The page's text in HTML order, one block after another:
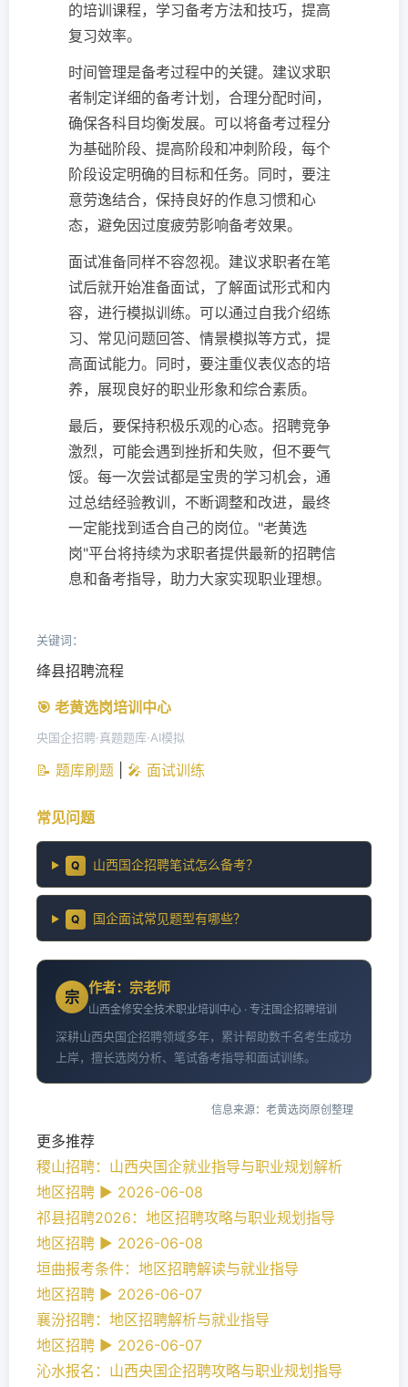
的培训课程，学习备考方法和技巧，提高
复习效率。
时间管理是备考过程中的关键。建议求职
者制定详细的备考计划，合理分配时间，
确保各科目均衡发展。可以将备考过程分
为基础阶段、提高阶段和冲刺阶段，每个
阶段设定明确的目标和任务。同时，要注
意劳逸结合，保持良好的作息习惯和心
态，避免因过度疲劳影响备考效果。
面试准备同样不容忽视。建议求职者在笔
试后就开始准备面试，了解面试形式和内
容，进行模拟训练。可以通过自我介绍练
习、常见问题回答、情景模拟等方式，提
高面试能力。同时，要注重仪表仪态的培
养，展现良好的职业形象和综合素质。
最后，要保持积极乐观的心态。招聘竞争
激烈，可能会遇到挫折和失败，但不要气
馁。每一次尝试都是宝贵的学习机会，通
过总结经验教训，不断调整和改进，最终
一定能找到适合自己的岗位。"老黄选
岗"平台将持续为求职者提供最新的招聘信
息和备考指导，助力大家实现职业理想。
关键词：
绛县招聘流程
🎯 老黄选岗培训中心
央国企招聘·真题题库·AI模拟
📝 题库刷题 🎤 面试训练
常见问题
Q 山西国企招聘笔试怎么备考？
Q 国企面试常见题型有哪些？
宗
作者：宗老师
山西金修安全技术职业培训中心 · 专注国企招聘培训
深耕山西央国企招聘领域多年，累计帮助数千名考生成功
上岸，擅长选岗分析、笔试备考指导和面试训练。
信息来源：老黄选岗原创整理
更多推荐
稷山招聘：山西央国企就业指导与职业规划解析
地区招聘 ► 2026-06-08
祁县招聘2026：地区招聘攻略与职业规划指导
地区招聘 ► 2026-06-08
垣曲报考条件：地区招聘解读与就业指导
地区招聘 ► 2026-06-07
襄汾招聘：地区招聘解析与就业指导
地区招聘 ► 2026-06-07
沁水报名：山西央国企招聘攻略与职业规划指导